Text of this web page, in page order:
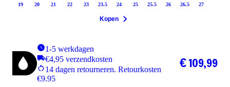
19 20 21 22 23 23.5 24 25 25.5 26 26.5 27
Kopen
1-5 werkdagen
€4,95 verzendkosten
14 dagen retourneren. Retourkosten
€9.95
€ 109,99